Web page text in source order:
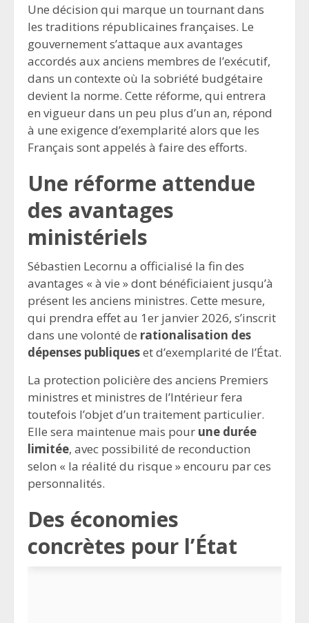
Une décision qui marque un tournant dans
les traditions républicaines françaises. Le
gouvernement s’attaque aux avantages
accordés aux anciens membres de l’exécutif,
dans un contexte où la sobriété budgétaire
devient la norme. Cette réforme, qui entrera
en vigueur dans un peu plus d’un an, répond
à une exigence d’exemplarité alors que les
Français sont appelés à faire des efforts.
Une réforme attendue
des avantages
ministériels
Sébastien Lecornu a officialisé la fin des
avantages « à vie » dont bénéficiaient jusqu’à
présent les anciens ministres. Cette mesure,
qui prendra effet au 1er janvier 2026, s’inscrit
dans une volonté de rationalisation des
dépenses publiqueset d’exemplarité de l’État.
La protection policière des anciens Premiers
ministres et ministres de l’Intérieur fera
toutefois l’objet d’un traitement particulier.
Elle sera maintenue mais pour une durée
limitée, avec possibilité de reconduction
selon « la réalité du risque » encouru par ces
personnalités.
Des économies
concrètes pour l’État